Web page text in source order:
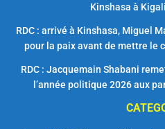
Kinshasa à Kigali
RDC : arrivé à Kinshasa, Miguel
pour la paix avant de mettre le
RDC : Jacquemain Shabani
l’année politique 2026 aux